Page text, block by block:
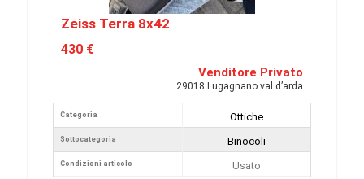
Zeiss Terra 8x42
430 €
Venditore Privato
29018 Lugagnano val d’arda
Categoria
Sottocategoria
Condizioni articolo
Ottiche
Binocoli
Usato